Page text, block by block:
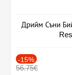
Дрийм Съни
-15%
56.75€